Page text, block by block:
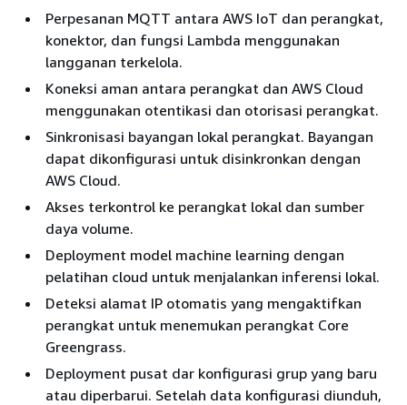
Perpesanan MQTT antara AWS IoT dan perangkat,
konektor, dan fungsi Lambda menggunakan
langganan terkelola.
Koneksi aman antara perangkat dan AWS Cloud
menggunakan otentikasi dan otorisasi perangkat.
Sinkronisasi bayangan lokal perangkat. Bayangan
dapat dikonfigurasi untuk disinkronkan dengan
AWS Cloud.
Akses terkontrol ke perangkat lokal dan sumber
daya volume.
Deployment model machine learning dengan
pelatihan cloud untuk menjalankan inferensi lokal.
Deteksi alamat IP otomatis yang mengaktifkan
perangkat untuk menemukan perangkat Core
Greengrass.
Deployment pusat dar konfigurasi grup yang baru
atau diperbarui. Setelah data konfigurasi diunduh,